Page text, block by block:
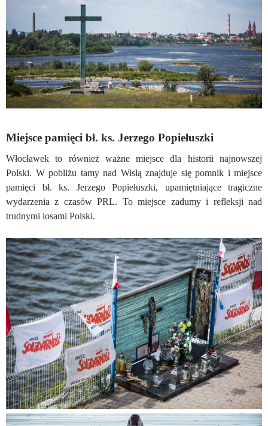
Miejsce pamięci bł. ks. Jerzego Popiełuszki
Włocławek to również ważne miejsce dla historii najnowszej
Polski. W pobliżu tamy nad Wisłą znajduje się pomnik i miejsce
pamięci bł. ks. Jerzego Popiełuszki, upamiętniające tragiczne
wydarzenia z czasów PRL. To miejsce zadumy i refleksji nad
trudnymi losami Polski.